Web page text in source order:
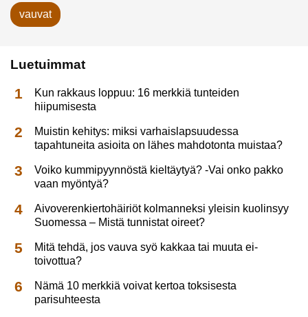
vauvat
Luetuimmat
Kun rakkaus loppuu: 16 merkkiä tunteiden
hiipumisesta
Muistin kehitys: miksi varhaislapsuudessa
tapahtuneita asioita on lähes mahdotonta muistaa?
Voiko kummipyynnöstä kieltäytyä? -Vai onko pakko
vaan myöntyä?
Aivoverenkiertohäiriöt kolmanneksi yleisin kuolinsyy
Suomessa – Mistä tunnistat oireet?
Mitä tehdä, jos vauva syö kakkaa tai muuta ei-
toivottua?
Nämä 10 merkkiä voivat kertoa toksisesta
parisuhteesta